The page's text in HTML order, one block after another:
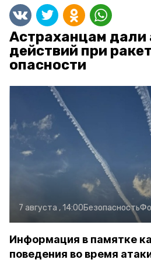
Астраханцам дали
действий при
опасности
7 августа , 14:00Безопасность
Информация в памятке
поведения во время